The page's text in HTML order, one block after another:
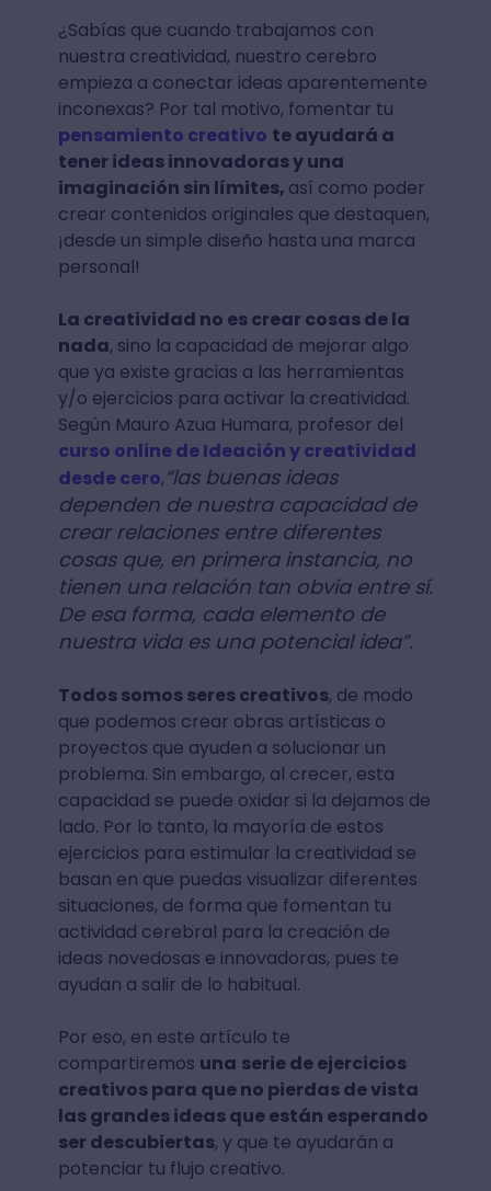
¿Sabías que cuando trabajamos con
nuestra creatividad, nuestro cerebro
empieza a conectar ideas aparentemente
inconexas? Por tal motivo, fomentar tu
pensamiento creativo te ayudará a
tener ideas innovadoras y una
imaginación sin límites, así como poder
crear contenidos originales que destaquen,
¡desde un simple diseño hasta una marca
personal!
La creatividad no es crear cosas de la
nada, sino la capacidad de mejorar algo
que ya existe gracias a las herramientas
y/o ejercicios para activar la creatividad.
Según Mauro Azua Humara, profesor del
curso online de Ideación y creatividad
desde cero,“las buenas ideas
dependen de nuestra capacidad de
crear relaciones entre diferentes
cosas que, en primera instancia, no
tienen una relación tan obvia entre sí.
De esa forma, cada elemento de
nuestra vida es una potencial idea”.
Todos somos seres creativos, de modo
que podemos crear obras artísticas o
proyectos que ayuden a solucionar un
problema. Sin embargo, al crecer, esta
capacidad se puede oxidar si la dejamos de
lado. Por lo tanto, la mayoría de estos
ejercicios para estimular la creatividad se
basan en que puedas visualizar diferentes
situaciones, de forma que fomentan tu
actividad cerebral para la creación de
ideas novedosas e innovadoras, pues te
ayudan a salir de lo habitual.
Por eso, en este artículo te
compartiremos una serie de ejercicios
creativos para que no pierdas de vista
las grandes ideas que están esperando
ser descubiertas, y que te ayudarán a
potenciar tu flujo creativo.